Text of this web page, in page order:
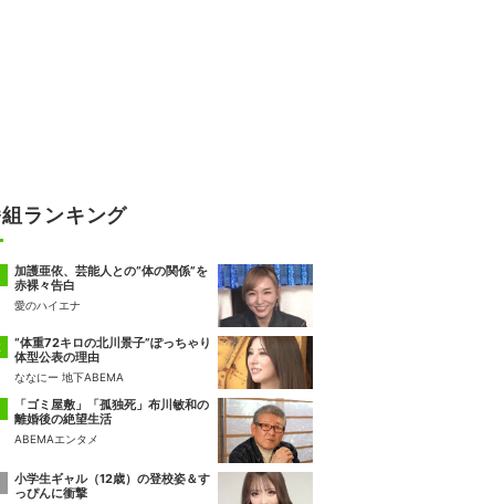
ランキング
加護亜依、芸能人との“体の関係”を
赤裸々告白
愛のハイエナ
“体重72キロの北川景子”ぽっちゃり
体型公表の理由
ななにー 地下ABEMA
「ゴミ屋敷」「孤独死」布川敏和の
離婚後の絶望生活
ABEMAエンタメ
小学生ギャル（12歳）の登校姿＆す
っぴんに衝撃